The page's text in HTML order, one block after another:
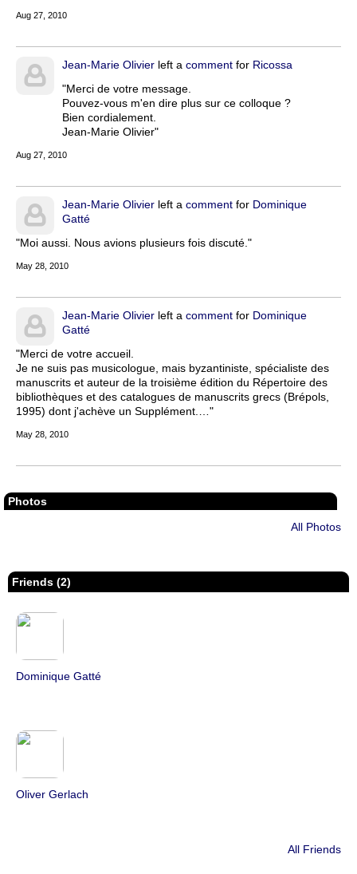
Aug 27, 2010
Jean-Marie Olivier left a comment for Ricossa
"Merci de votre message.
Pouvez-vous m'en dire plus sur ce colloque ?
Bien cordialement.
Jean-Marie Olivier"
Aug 27, 2010
Jean-Marie Olivier left a comment for Dominique
Gatté
"Moi aussi. Nous avions plusieurs fois discuté."
May 28, 2010
Jean-Marie Olivier left a comment for Dominique
Gatté
"Merci de votre accueil.
Je ne suis pas musicologue, mais byzantiniste, spécialiste des
manuscrits et auteur de la troisième édition du Répertoire des
bibliothèques et des catalogues de manuscrits grecs (Brépols,
1995) dont j'achève un Supplément.…"
May 28, 2010
Photos
All Photos
Friends (2)
Dominique Gatté
Oliver Gerlach
All Friends